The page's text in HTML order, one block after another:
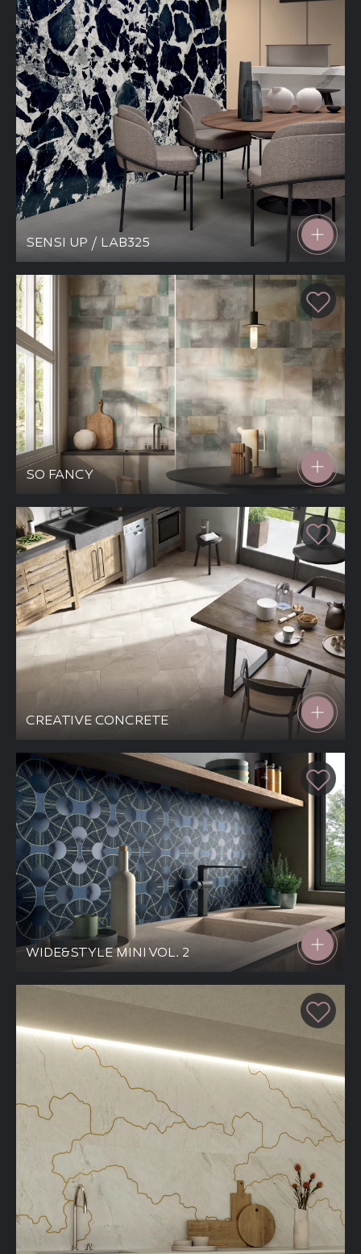
SENSI UP / LAB325
SO FANCY
CREATIVE CONCRETE
WIDE&STYLE MINI VOL. 2